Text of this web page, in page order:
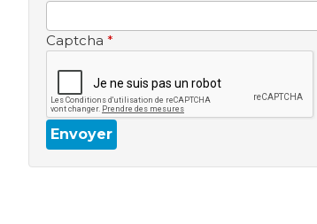
Captcha *
Envoyer